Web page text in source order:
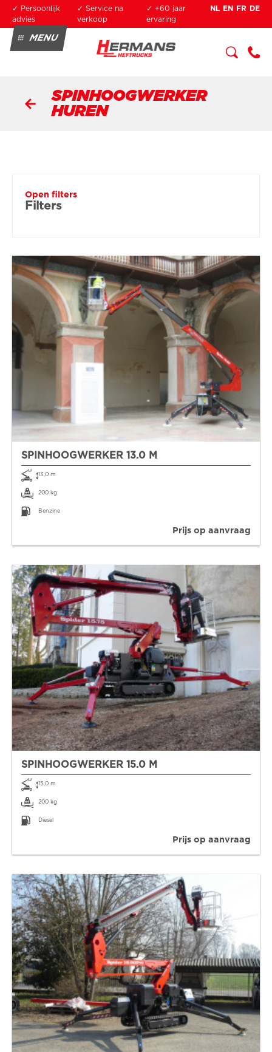
Overslaan en naar de inhoud gaan
✓ Persoonlijk
advies
✓ Service na
verkoop
✓ +60 jaar
ervaring
NL EN FR DE
KOPEN HUREN SERVICE
MENU
SPINHOOGWERKER
HUREN
Open filters
Filters
SPINHOOGWERKER 13.0 M
13,0 m
200 kg
Benzine
Prijs op aanvraag
SPINHOOGWERKER 15.0 M
15,0 m
200 kg
Diesel
Prijs op aanvraag